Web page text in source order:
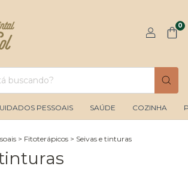
0
PESSOAIS SAÚDE COZINHA
> Fitoterápicos > Seivas e tinturas